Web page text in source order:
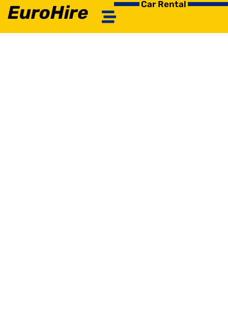
EuroHire Car Rental